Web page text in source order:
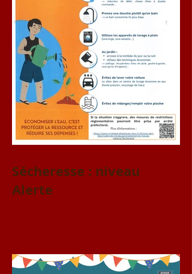
Sécheresse : niveau
Alerte